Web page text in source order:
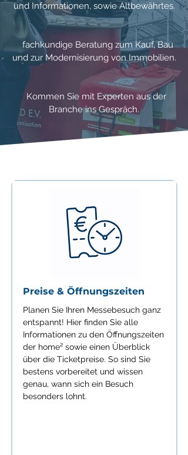
und Informationen, sowie Altbewährtes.
fachkundige Beratung zum Kauf, Bau
und zur Modernisierung von Immobilien.
Kommen Sie mit Experten aus der
Branche ins Gespräch.
Preise & Öffnungszeiten
Planen Sie Ihren Messebesuch ganz
entspannt! Hier finden Sie alle
Informationen zu den Öffnungszeiten
der home² sowie einen Überblick
über die Ticketpreise. So sind Sie
bestens vorbereitet und wissen
genau, wann sich ein Besuch
besonders lohnt.